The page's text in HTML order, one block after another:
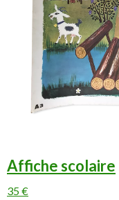
Affiche scolaire
35 €